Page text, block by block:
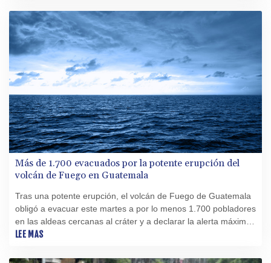
Más de 1.700 evacuados por la potente erupción del
volcán de Fuego en Guatemala
Tras una potente erupción, el volcán de Fuego de Guatemala
obligó a evacuar este martes a por lo menos 1.700 pobladores
en las aldeas cercanas al cráter y a declarar la alerta máxima
en esta zona expuesta a la caída de ceniza.
LEE MAS